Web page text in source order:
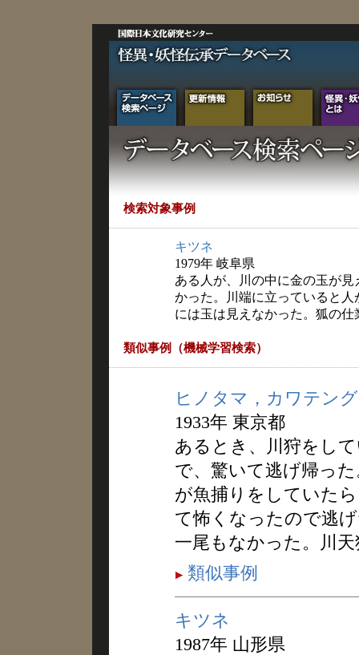
検索対象事例
キツネ
1979年 岐阜県
ある人が、川の中に金の玉が
かった。川端に立っていると
には玉は見えなかった。狐の仕
類似事例（機械学習検索）
ヒノタマ，カワテング
1933年 東京都
あるとき、川狩をし
で、驚いて逃げ帰っ
が魚捕りをしていた
て怖くなったので逃
一尾もなかった。川
類似事例
キツネ
1987年 山形県